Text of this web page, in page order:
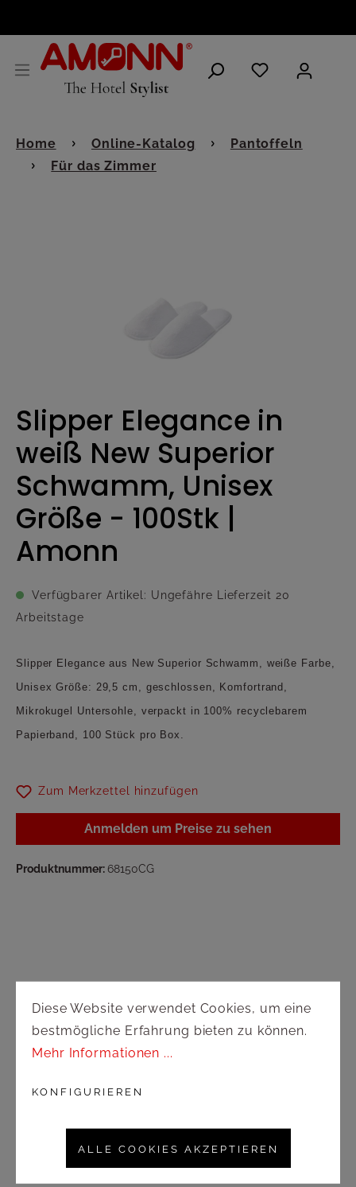
Home Online-Katalog
Pantoffeln
Für das Zimmer
Slipper Elegance in
weiß New Superior
Schwamm, Unisex
Größe - 100Stk |
Amonn
Verfügbarer Artikel: Ungefähre Lieferzeit 20
Arbeitstage
Slipper Elegance aus New Superior Schwamm, weiße Farbe,
Unisex Größe: 29,5 cm, geschlossen, Komfortrand,
Mikrokugel Untersohle, verpackt in 100% recyclebarem
Papierband, 100 Stück pro Box.
Zum Merkzettel hinzufügen
Anmelden um Preise zu sehen
Produktnummer:68150CG
Service
Versand und Zahlung
Diese Website verwendet Cookies, um eine
bestmögliche Erfahrung bieten zu können.
Mehr Informationen ...
KONFIGURIEREN
ALLE COOKIES AKZEPTIEREN